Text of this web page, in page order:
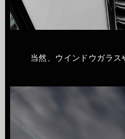
当然、ウインドウガラス